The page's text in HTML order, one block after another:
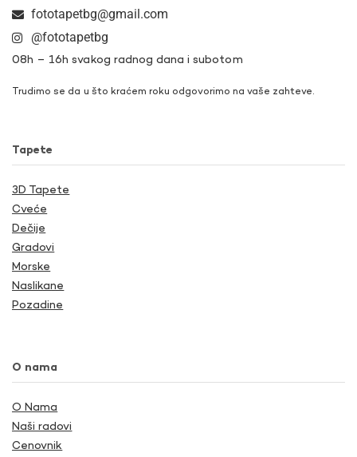
fototapetbg@gmail.com
@fototapetbg
08h – 16h svakog radnog dana i subotom
Trudimo se da u što kraćem roku odgovorimo na vaše zahteve.
Tapete
3D Tapete
Cveće
Dečije
Gradovi
Morske
Naslikane
Pozadine
O nama
O Nama
Naši radovi
Cenovnik